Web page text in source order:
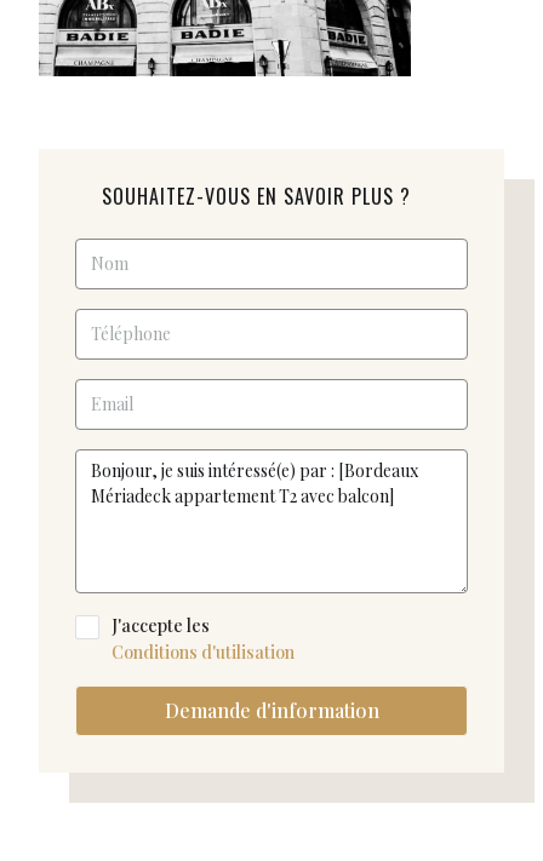
SOUHAITEZ-VOUS EN SAVOIR PLUS ?
J'accepte les
Conditions d'utilisation
Demande d'information